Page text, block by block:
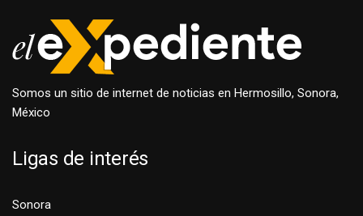
Somos un sitio de internet de noticias en Hermosillo, Sonora,
México
Ligas de interés
Sonora